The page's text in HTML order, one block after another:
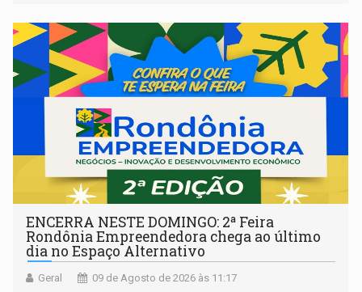
ENCERRA NESTE DOMINGO: 2ª Feira
Rondônia Empreendedora chega ao último
dia no Espaço Alternativo
Geral 09 de Agosto de 2026 às 11:17